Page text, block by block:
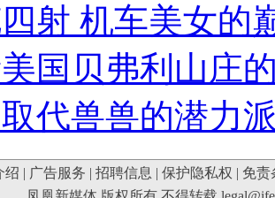
射 机车美女的
国贝弗利山庄
代兽兽的潜力
绍 | 广告服务 | 招聘信息 | 保护隐私权 | 免责